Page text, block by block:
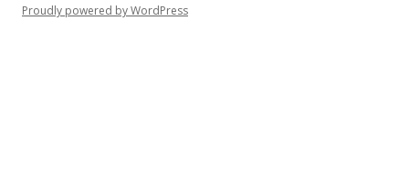
Proudly powered by WordPress